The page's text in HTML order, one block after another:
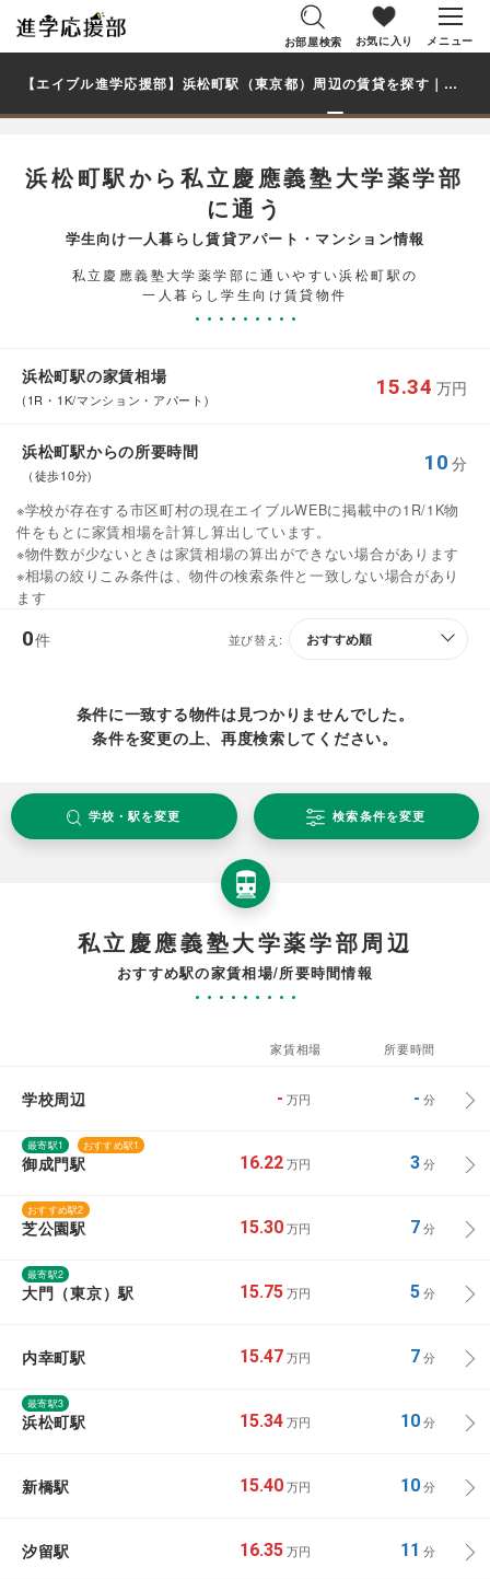
お部屋検索 お気に入り メニュー
【エイブル進学応援部】浜松町駅（東京都）周辺の賃貸を探す｜私立慶應義塾大学薬学部学生・大学生の一人暮らし向け賃貸マンション・アパート
浜松町駅から私立慶應義塾大学薬学部
に通う
学生向け一人暮らし賃貸アパート・マンション情報
私立慶應義塾大学薬学部に通いやすい浜松町駅の
一人暮らし学生向け賃貸物件
浜松町駅の家賃相場
(1R・1K/マンション・アパート)
15.34 万円
浜松町駅からの所要時間
（徒歩10分)
10 分
※学校が存在する市区町村の現在エイブルWEBに掲載中の1R/1K物
件をもとに家賃相場を計算し算出しています。
※物件数が少ないときは家賃相場の算出ができない場合があります
※相場の絞りこみ条件は、物件の検索条件と一致しない場合があり
ます
0件 並び替え:
条件に一致する物件は見つかりませんでした。
条件を変更の上、再度検索してください。
学校・駅を変更 検索条件を変更
私立慶應義塾大学薬学部周辺
おすすめ駅の家賃相場/所要時間情報
家賃相場 所要時間
学校周辺 - 万円 - 分
最寄駅1 おすすめ駅1
御成門駅 16.22 万円 3分
おすすめ駅2
芝公園駅 15.30 万円 7分
最寄駅2
大門（東京）駅 15.75 万円 5分
内幸町駅 15.47 万円 7分
最寄駅3
浜松町駅 15.34 万円 10分
新橋駅 15.40 万円 10分
汐留駅 16.35 万円 11 分